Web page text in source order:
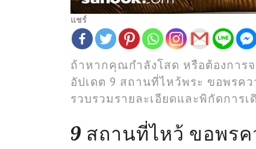
แชร์
ถ้าหากคุณกำลังโสด หรือต้องการ
อัปเดต 9 สถานที่ไหว้พระ ขอพรค
รวบรวมรายละเอียดและพิกัดการเ
9 สถานที่ไหว้ ขอพรค